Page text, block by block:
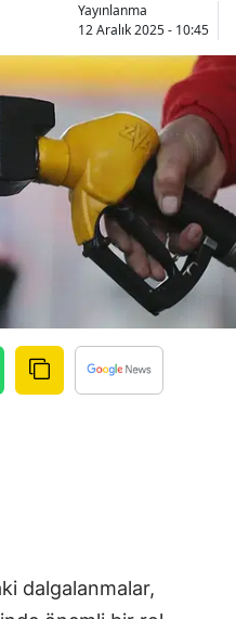
Yayınlanma
12 Aralık 2025 - 10:45
dalgalanmalar,